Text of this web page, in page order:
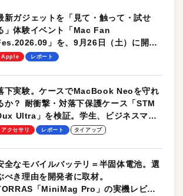
新ガジェットを「見て・触って・試せ
」体験イベント「Mac Fan
」を、9月26日（土）に開催
ます！
Apple レポート
下実験。ケースでMacBook Neoを守れ
か？ 耐衝撃・対落下保護ケース「STM
Ultra」を検証。学生、ビジネスマン
モバイルユースに最適！
アクセサリ レポート タイアップ
全なモバイルバッテリ＝半固体電池。選
べき理由を開発者に取材。
「MiniMag Pro」の実機レビュ